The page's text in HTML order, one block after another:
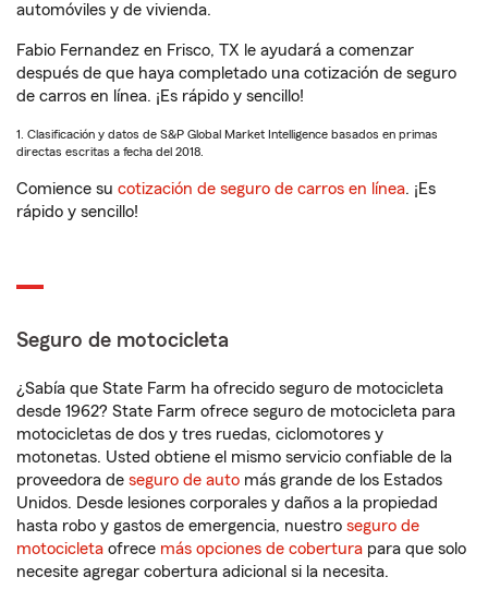
automóviles y de vivienda.
Fabio Fernandez en Frisco, TX le ayudará a comenzar
después de que haya completado una cotización de seguro
de carros en línea. ¡Es rápido y sencillo!
1. Clasificación y datos de S&P Global Market Intelligence basados en primas
directas escritas a fecha del 2018.
Comience su cotización de seguro de carros en línea. ¡Es
rápido y sencillo!
Seguro de motocicleta
¿Sabía que State Farm ha ofrecido seguro de motocicleta
desde 1962? State Farm ofrece seguro de motocicleta para
motocicletas de dos y tres ruedas, ciclomotores y
motonetas. Usted obtiene el mismo servicio confiable de la
proveedora de seguro de auto más grande de los Estados
Unidos. Desde lesiones corporales y daños a la propiedad
hasta robo y gastos de emergencia, nuestro seguro de
motocicleta ofrece más opciones de cobertura para que solo
necesite agregar cobertura adicional si la necesita.